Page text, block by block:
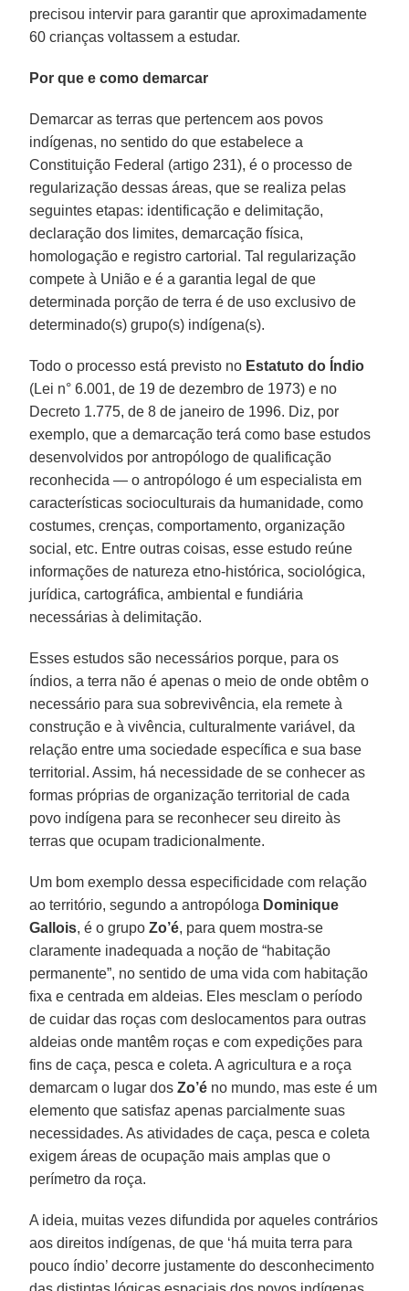
precisou intervir para garantir que aproximadamente
60 crianças voltassem a estudar.
Por que e como demarcar
Demarcar as terras que pertencem aos povos
indígenas, no sentido do que estabelece a
Constituição Federal (artigo 231), é o processo de
regularização dessas áreas, que se realiza pelas
seguintes etapas: identificação e delimitação,
declaração dos limites, demarcação física,
homologação e registro cartorial. Tal regularização
compete à União e é a garantia legal de que
determinada porção de terra é de uso exclusivo de
determinado(s) grupo(s) indígena(s).
Todo o processo está previsto no Estatuto do Índio
(Lei n° 6.001, de 19 de dezembro de 1973) e no
Decreto 1.775, de 8 de janeiro de 1996. Diz, por
exemplo, que a demarcação terá como base estudos
desenvolvidos por antropólogo de qualificação
reconhecida — o antropólogo é um especialista em
características socioculturais da humanidade, como
costumes, crenças, comportamento, organização
social, etc. Entre outras coisas, esse estudo reúne
informações de natureza etno-histórica, sociológica,
jurídica, cartográfica, ambiental e fundiária
necessárias à delimitação.
Esses estudos são necessários porque, para os
índios, a terra não é apenas o meio de onde obtêm o
necessário para sua sobrevivência, ela remete à
construção e à vivência, culturalmente variável, da
relação entre uma sociedade específica e sua base
territorial. Assim, há necessidade de se conhecer as
formas próprias de organização territorial de cada
povo indígena para se reconhecer seu direito às
terras que ocupam tradicionalmente.
Um bom exemplo dessa especificidade com relação
ao território, segundo a antropóloga Dominique
Gallois, é o grupoZo’é, para quem mostra-se
claramente inadequada a noção de “habitação
permanente”, no sentido de uma vida com habitação
fixa e centrada em aldeias. Eles mesclam o período
de cuidar das roças com deslocamentos para outras
aldeias onde mantêm roças e com expedições para
fins de caça, pesca e coleta. A agricultura e a roça
demarcam o lugar dosZo’é no mundo, mas este é um
elemento que satisfaz apenas parcialmente suas
necessidades. As atividades de caça, pesca e coleta
exigem áreas de ocupação mais amplas que o
perímetro da roça.
A ideia, muitas vezes difundida por aqueles contrários
aos direitos indígenas, de que ‘há muita terra para
pouco índio’ decorre justamente do desconhecimento